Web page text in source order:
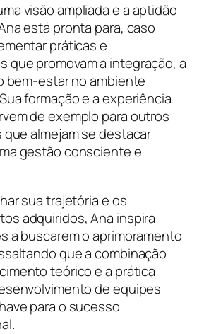
visão ampliada e a aptidão
está pronta para, caso
práticas e
que promovam a integração, a
bem-estar no ambiente
formação e a experiência
de exemplo para outros
almejam se destacar
gestão consciente e
sua trajetória e os
adquiridos, Ana inspira
a buscarem o aprimoramento
que a combinação
teórico e a prática
de equipes
para o sucesso